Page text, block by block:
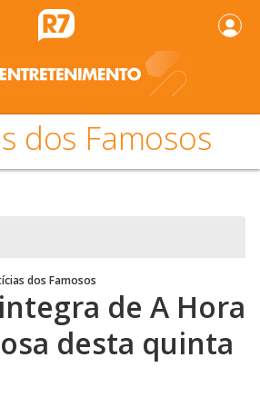
dos Famosos
dos Famosos
de A Hora
desta quinta